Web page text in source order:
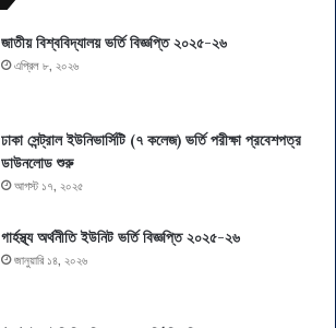
জাতীয় বিশ্ববিদ্যালয় ভর্তি বিজ্ঞপ্তি ২০২৫-২৬
এপ্রিল ৮, ২০২৬
ঢাকা সেন্ট্রাল ইউনিভার্সিটি (৭ কলেজ) ভর্তি পরীক্ষা প্রবেশপত্র
ডাউনলোড শুরু
আগস্ট ১৭, ২০২৫
গার্হস্থ্য অর্থনীতি ইউনিট ভর্তি বিজ্ঞপ্তি ২০২৫-২৬
জানুয়ারি ১৪, ২০২৬